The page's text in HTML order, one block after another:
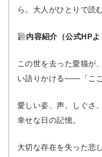
ら。大人がひとりで読
内容紹介（公式HPよ
この世を去った愛猫が
い語りかける――「ここ
愛しい姿、声、しぐさ
幸せな日の記憶。
大切な存在を失った悲